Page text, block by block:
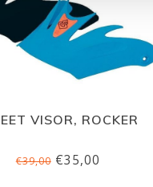
VISOR, ROCKER
€39,00€35,00